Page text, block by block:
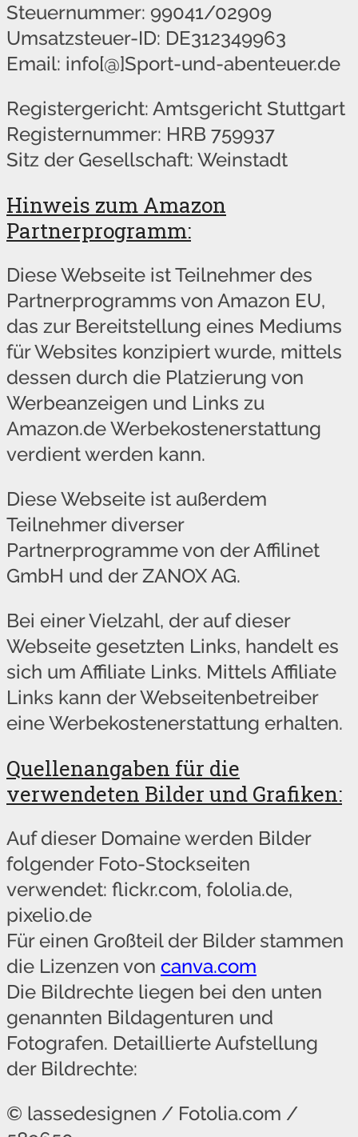
Steuernummer: 99041/02909
Umsatzsteuer-ID: DE312349963
Email: info[@]Sport-und-abenteuer.de
Registergericht: Amtsgericht Stuttgart
Registernummer: HRB 759937
Sitz der Gesellschaft: Weinstadt
Hinweis zum Amazon
Partnerprogramm:
Diese Webseite ist Teilnehmer des
Partnerprogramms von Amazon EU,
das zur Bereitstellung eines Mediums
für Websites konzipiert wurde, mittels
dessen durch die Platzierung von
Werbeanzeigen und Links zu
Amazon.de Werbekostenerstattung
verdient werden kann.
Diese Webseite ist außerdem
Teilnehmer diverser
Partnerprogramme von der Affilinet
GmbH und der ZANOX AG.
Bei einer Vielzahl, der auf dieser
Webseite gesetzten Links, handelt es
sich um Affiliate Links. Mittels Affiliate
Links kann der Webseitenbetreiber
eine Werbekostenerstattung erhalten.
Quellenangaben für die
verwendeten Bilder und Grafiken:
Auf dieser Domaine werden Bilder
folgender Foto-Stockseiten
verwendet: flickr.com, fololia.de,
pixelio.de
Für einen Großteil der Bilder stammen
die Lizenzen von canva.com
Die Bildrechte liegen bei den unten
genannten Bildagenturen und
Fotografen. Detaillierte Aufstellung
der Bildrechte:
© lassedesignen / Fotolia.com /